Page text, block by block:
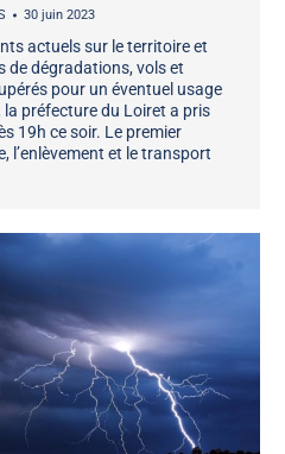
30 juin 2023
actuels sur le territoire et
de dégradations, vols et
pour un éventuel usage
la préfecture du Loiret a pris
19h ce soir. Le premier
l’enlèvement et le transport